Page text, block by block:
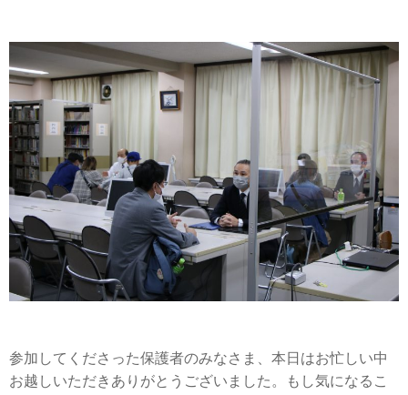
参加してくださった保護者のみなさま、本日はお忙しい中
お越しいただきありがとうございました。もし気になるこ